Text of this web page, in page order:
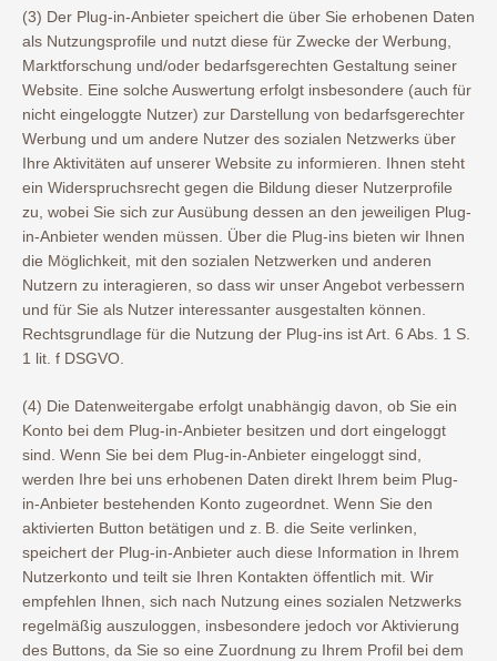
(3) Der Plug-in-Anbieter speichert die über Sie erhobenen Daten
als Nutzungsprofile und nutzt diese für Zwecke der Werbung,
Marktforschung und/oder bedarfsgerechten Gestaltung seiner
Website. Eine solche Auswertung erfolgt insbesondere (auch für
nicht eingeloggte Nutzer) zur Darstellung von bedarfsgerechter
Werbung und um andere Nutzer des sozialen Netzwerks über
Ihre Aktivitäten auf unserer Website zu informieren. Ihnen steht
ein Widerspruchsrecht gegen die Bildung dieser Nutzerprofile
zu, wobei Sie sich zur Ausübung dessen an den jeweiligen Plug-
in-Anbieter wenden müssen. Über die Plug-ins bieten wir Ihnen
die Möglichkeit, mit den sozialen Netzwerken und anderen
Nutzern zu interagieren, so dass wir unser Angebot verbessern
und für Sie als Nutzer interessanter ausgestalten können.
Rechtsgrundlage für die Nutzung der Plug-ins ist Art. 6 Abs. 1 S.
1 lit. f DSGVO.
(4) Die Datenweitergabe erfolgt unabhängig davon, ob Sie ein
Konto bei dem Plug-in-Anbieter besitzen und dort eingeloggt
sind. Wenn Sie bei dem Plug-in-Anbieter eingeloggt sind,
werden Ihre bei uns erhobenen Daten direkt Ihrem beim Plug-
in-Anbieter bestehenden Konto zugeordnet. Wenn Sie den
aktivierten Button betätigen und z. B. die Seite verlinken,
speichert der Plug-in-Anbieter auch diese Information in Ihrem
Nutzerkonto und teilt sie Ihren Kontakten öffentlich mit. Wir
empfehlen Ihnen, sich nach Nutzung eines sozialen Netzwerks
regelmäßig auszuloggen, insbesondere jedoch vor Aktivierung
des Buttons, da Sie so eine Zuordnung zu Ihrem Profil bei dem